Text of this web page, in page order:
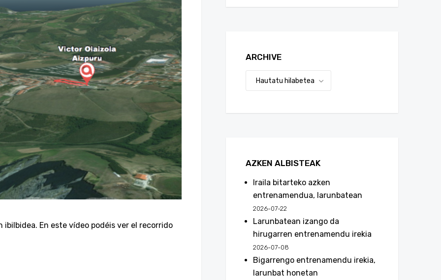
En este vídeo podéis ver el recorrido
ARCHIVE
AZKEN ALBISTEAK
Iraila bitarteko azken
entrenamendua, larunbatean
2026-07-22
Larunbatean izango da
hirugarren entrenamendu irekia
2026-07-08
Bigarrengo entrenamendu irekia,
larunbat honetan